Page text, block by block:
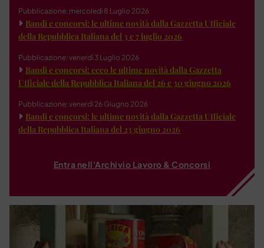
Pubblicazione: mercoledì 8 Luglio 2026
Bandi e concorsi: le ultime novità dalla Gazzetta Ufficiale
della Repubblica Italiana del 3 e 7 luglio 2026
Pubblicazione: venerdì 3 Luglio 2026
Bandi e concorsi: ecco le ultime novità dalla Gazzetta
Ufficiale della Repubblica Italiana del 26 e 30 giugno 2026
Pubblicazione: venerdì 26 Giugno 2026
Bandi e concorsi: le ultime novità dalla Gazzetta Ufficiale
della Repubblica Italiana del 23 giugno 2026
Entra nell'Archivio Lavoro & Concorsi